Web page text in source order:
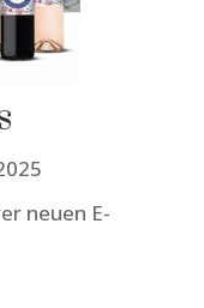
neuen E-